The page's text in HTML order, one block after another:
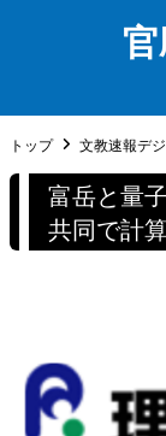
トップ 文教速報デ
富岳と量
共同で計